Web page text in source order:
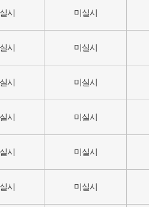
시 미실시
시 미실시
시 미실시
시 미실시
시 미실시
시 미실시